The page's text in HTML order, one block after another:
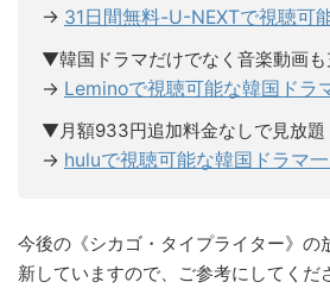
→ 31日間無料-U-NEXTで視聴可
▼韓国ドラマだけでなく音楽動画も
→ Leminoで視聴可能な韓国ドラ
▼月額933円追加料金なしで見放題
→ huluで視聴可能な韓国ドラマ
今後の《シカゴ・タイプライター》の
新していますので、ご参考にしてくだ